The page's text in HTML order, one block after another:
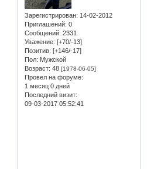
Зарегистрирован: 14-02-2012
Приглашений: 0
Сообщений: 2331
Уважение: [+70/-13]
Позитив: [+146/-17]
Пол: Мужской
Возраст: 48 [1978-06-05]
Провел на форуме:
1 месяц 0 дней
Последний визит:
09-03-2017 05:52:41